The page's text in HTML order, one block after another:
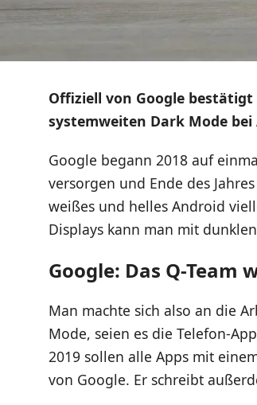
Offiziell von Google
systemweiten Dark Mode
Google begann 2018 auf
versorgen und Ende des Jahres
weißes und helles Android
Displays kann man mit
Google: Das Q-Team
Man machte sich also an die
Mode, seien es die Telefon-
2019 sollen alle Apps mit
von Google. Er schreibt